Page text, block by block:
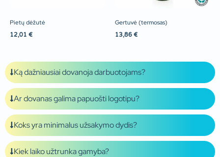
Pietų dėžutė
12,01 €
Gertuvė (termosas)
13,86 €
Ką dažniausiai dovanoja darbuotojams?
Ar dovanas galima papuošti logotipu?
Koks yra minimalus užsakymo dydis?
Kiek laiko užtrunka gamyba?